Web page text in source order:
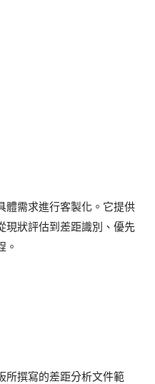
體需求進行客製化。它提供
現狀評估到差距識別、優先
。
所撰寫的差距分析文件範